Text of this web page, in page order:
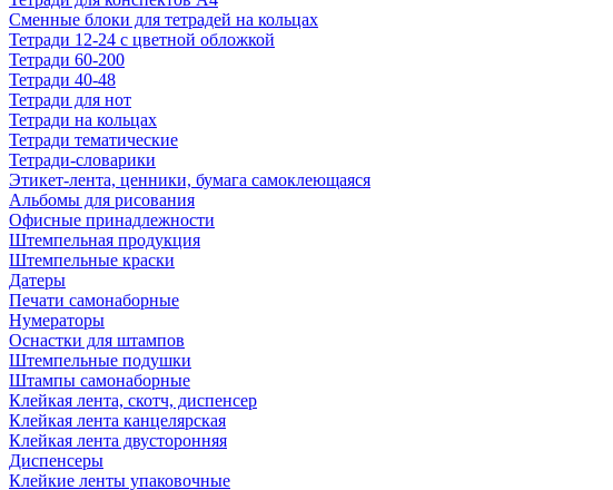
Сменные блоки для тетрадей на кольцах
Тетради 12-24 с цветной обложкой
Тетради 60-200
Тетради 40-48
Тетради для нот
Тетради на кольцах
Тетради тематические
Тетради-словарики
Этикет-лента, ценники, бумага самоклеющаяся
Альбомы для рисования
Офисные принадлежности
Штемпельная продукция
Штемпельные краски
Датеры
Печати самонаборные
Нумераторы
Оснастки для штампов
Штемпельные подушки
Штампы самонаборные
Клейкая лента, скотч, диспенсер
Клейкая лента канцелярская
Клейкая лента двусторонняя
Диспенсеры
Клейкие ленты упаковочные